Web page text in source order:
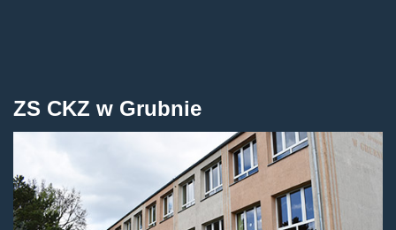
ZS CKZ w Grubnie